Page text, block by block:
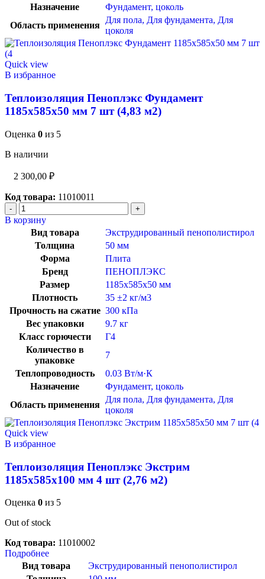
Назначение
Фундамент, цоколь
Область применения
Для пола, Для фундамента, Для
цоколя
Quick view
В избранное
Теплоизоляция Пеноплэкс Фундамент
1185x585x50 мм 7 шт (4,83 м2)
Оценка 0 из 5
В наличии
2 300,00 ₽
Код товара: 11010011
В корзину
Вид товара
Экструдированный пенополистирол
Толщина
50 мм
Форма
Плита
Бренд
ПЕНОПЛЭКС
Размер
1185x585x50 мм
Плотность
35 ±2 кг/м3
Прочность на сжатие 300 кПа
Вес упаковки
9.7 кг
Класс горючести
Г4
Количество в
упаковке
7
Теплопроводность
0.03 Вт/м·К
Назначение
Фундамент, цоколь
Область применения
Для пола, Для фундамента, Для
цоколя
Quick view
В избранное
Теплоизоляция Пеноплэкс Экстрим
1185х585х100 мм 4 шт (2,76 м2)
Оценка 0 из 5
Out of stock
Код товара: 11010002
Подробнее
Вид товара
Экструдированный пенополистирол